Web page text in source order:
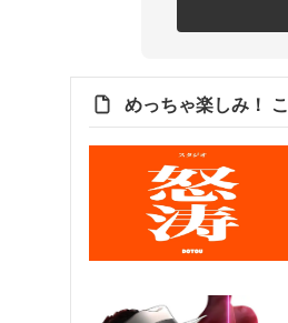
めっちゃ楽しみ！